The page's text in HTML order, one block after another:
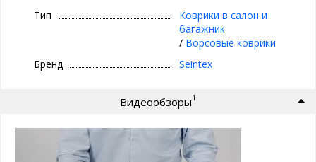
Надёжная фиксация за счёт точного прилегания и
Ежедневное использование круглый год: зима, весна,
Устойчивый к истиранию подпятник в зоне наибольшей
Износостойкие, легко очищаются, не требуют особого
Преимущества ворсовых ковриков
Seintex для BMW X1 U12:
Тип
Коврики в салон и
багажник
/ Ворсовые коврики
Бренд
Seintex
Видеообзоры1